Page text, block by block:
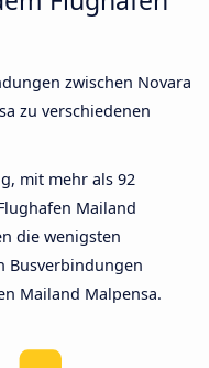
zwischen Novara
zu verschiedenen
mit mehr als 92
Mailand
die wenigsten
Busverbindungen
Mailand Malpensa.